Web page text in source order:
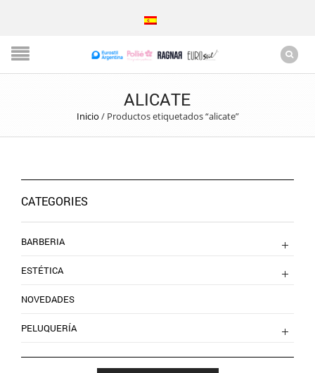
ALICATE
Inicio / Productos etiquetados “alicate”
CATEGORIES
BARBERIA
ESTÉTICA
NOVEDADES
PELUQUERÍA